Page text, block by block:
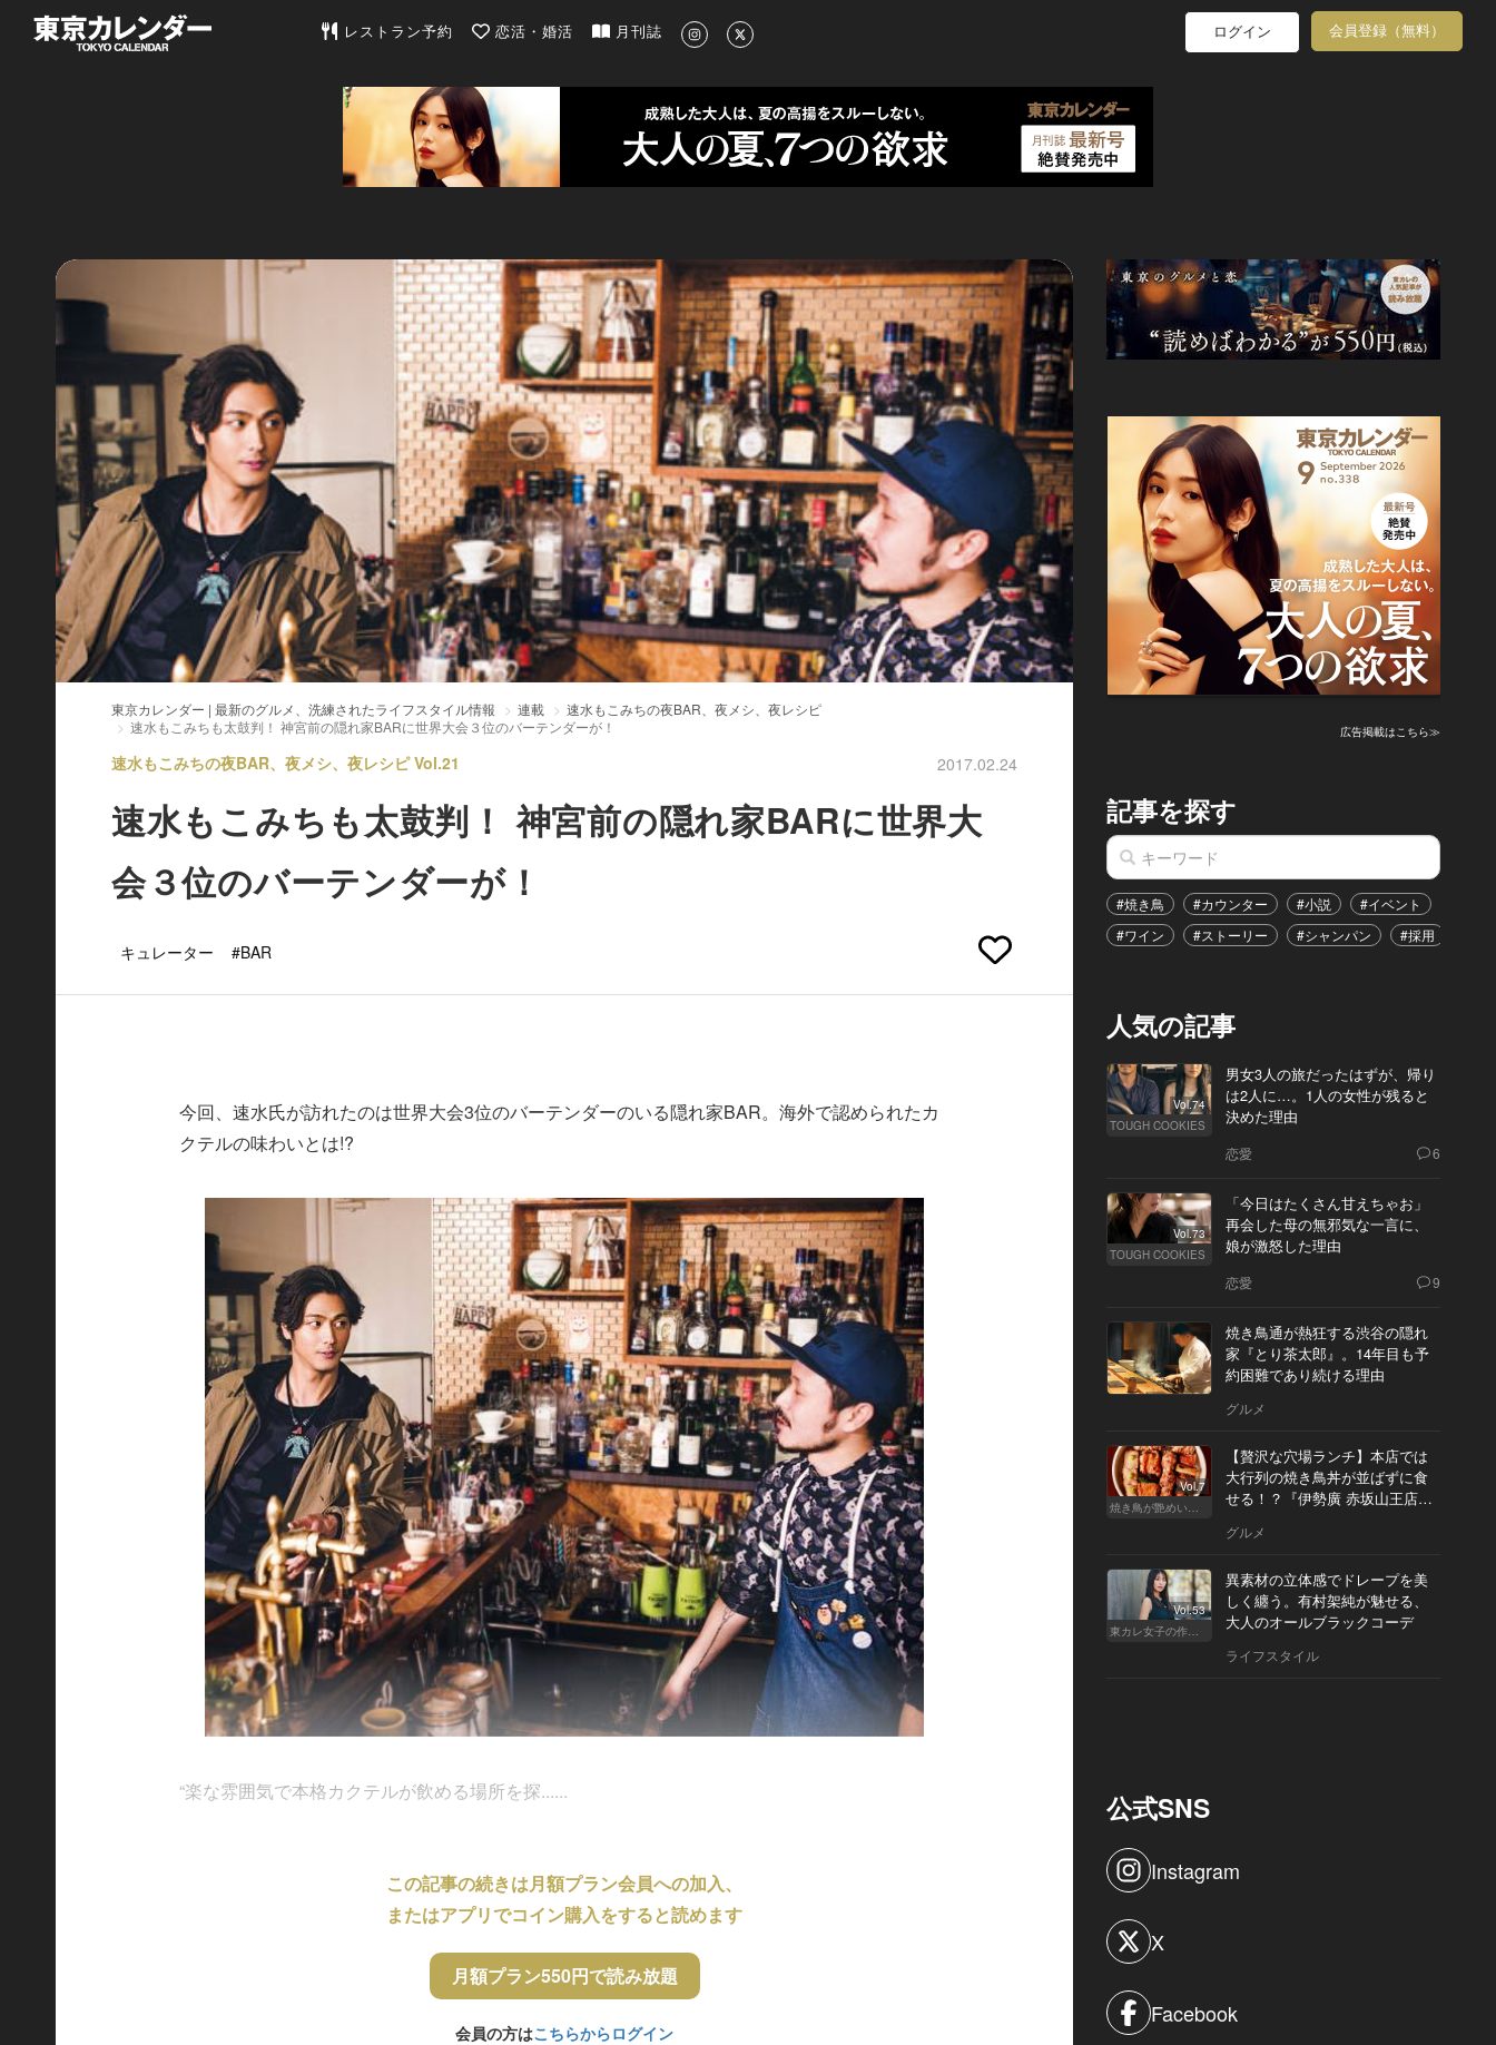
東京カレンダー | 最新のグルメ、洗練されたライフスタイル情報
レストラン予約 恋活・婚活 月刊誌 ログイン 会員登録（無料）
東京カレンダー | 最新のグルメ、洗練されたライフスタイル情報 連載
速水もこみちの夜BAR、夜メシ、夜レシピ
速水もこみちも太鼓判！ 神宮前の隠れ家BARに世界大会３位のバーテンダーが！
速水もこみちの夜BAR、夜メシ、夜レシピ Vol.21 2017.02.24
速水もこみちも太鼓判！ 神宮前の隠れ家BARに世界大
会３位のバーテンダーが！
キュレーター #BAR
今回、速水氏が訪れたのは世界大会3位のバーテンダーのいる隠れ家BAR。海外で認められたカ
クテルの味わいとは!?
“楽な雰囲気で本格カクテルが飲める場所を探......
この記事の続きは月額プラン会員への加入、
またはアプリでコイン購入をすると読めます
月額プラン550円で読み放題
会員の方はこちらからログイン
広告掲載はこちら≫
記事を探す
#焼き鳥 #カウンター #小説 #イベント
#ワイン
#ストーリー #シャンパン #採用
人気の記事
Vol.74
TOUGH COOKIES
男女3人の旅だったはずが、帰り
は2人に…。1人の女性が残ると
決めた理由
恋愛 6
Vol.73
TOUGH COOKIES
「今日はたくさん甘えちゃお」
再会した母の無邪気な一言に、
娘が激怒した理由
恋愛 9
焼き鳥通が熱狂する渋谷の隠れ
家『とり茶太郎』。14年目も予
約困難であり続ける理由
グルメ
Vol.7
焼き鳥が艶めいてきた
【贅沢な穴場ランチ】本店では
大行列の焼き鳥丼が並ばずに食
せる！？『伊勢廣 赤坂山王店』
グルメ
Vol.53
東カレ女子の作り方
異素材の立体感でドレープを美
しく纏う。有村架純が魅せる、
大人のオールブラックコーデ
ライフスタイル
公式SNS
Instagram
X
Facebook